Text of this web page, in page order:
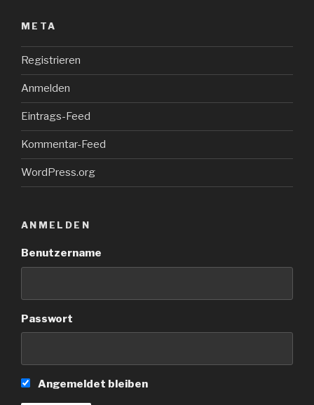
META
Registrieren
Anmelden
Eintrags-Feed
Kommentar-Feed
WordPress.org
ANMELDEN
Benutzername
Passwort
Angemeldet bleiben